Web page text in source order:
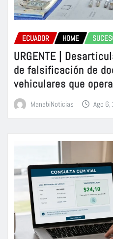
ECUADOR HOME
URGENTE |
de falsificación de
vehiculares que
ManabiNoticias Ago 6,